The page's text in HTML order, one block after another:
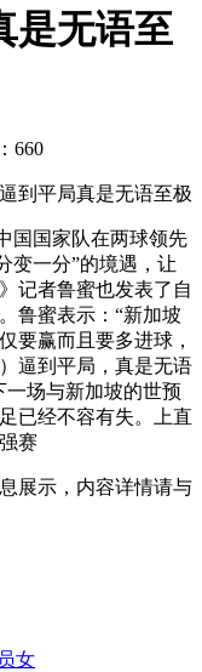
是无语至
660
到平局真是无语至极
国国家队在两球领先
变一分”的境遇，让
记者鲁蜜也发表了自
鲁蜜表示：“新加坡
要赢而且要多进球，
逼到平局，真是无语
一场与新加坡的世预
已经不容有失。上直
赛
展示，内容详情请与
女